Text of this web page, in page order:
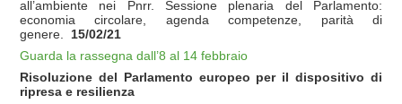
all’ambiente nei Pnrr. Sessione plenaria del Parlamento:
economia circolare, agenda competenze, parità di
genere. 15/02/21
Guarda la rassegna dall’8 al 14 febbraio
Risoluzione del Parlamento europeo per il dispositivo di
ripresa e resilienza